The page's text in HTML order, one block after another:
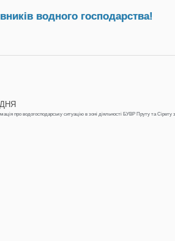
водного господарства!